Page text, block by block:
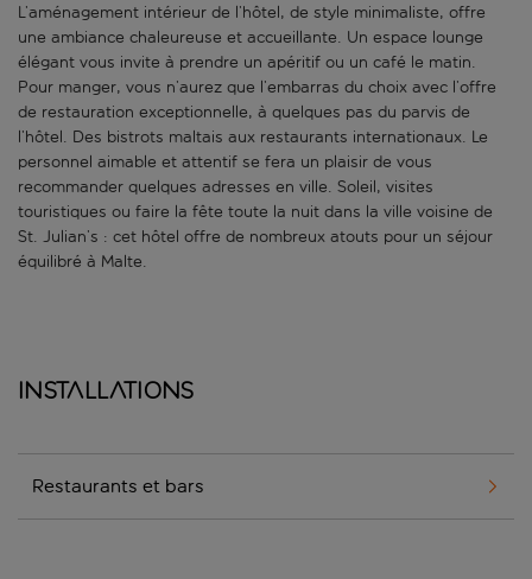
L’aménagement intérieur de l’hôtel, de style minimaliste, offre
une ambiance chaleureuse et accueillante. Un espace lounge
élégant vous invite à prendre un apéritif ou un café le matin.
Pour manger, vous n’aurez que l’embarras du choix avec l’offre
de restauration exceptionnelle, à quelques pas du parvis de
l’hôtel. Des bistrots maltais aux restaurants internationaux. Le
personnel aimable et attentif se fera un plaisir de vous
recommander quelques adresses en ville. Soleil, visites
touristiques ou faire la fête toute la nuit dans la ville voisine de
St. Julian’s : cet hôtel offre de nombreux atouts pour un séjour
équilibré à Malte.
Installations
Restaurants et bars